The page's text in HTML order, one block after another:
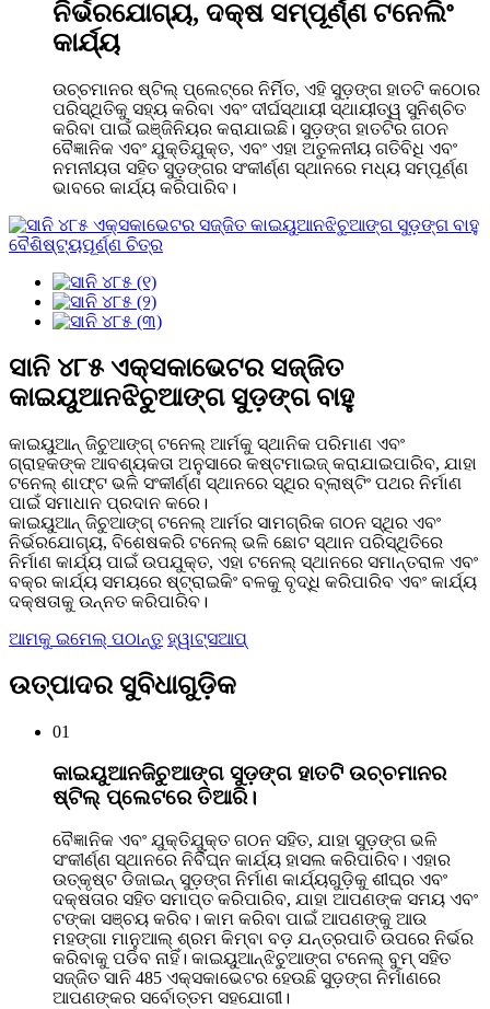
ନିର୍ଭରଯୋଗ୍ୟ, ଦକ୍ଷ ସମ୍ପୂର୍ଣ୍ଣ ଟନେଲିଂ
କାର୍ଯ୍ୟ
ଉଚ୍ଚମାନର ଷ୍ଟିଲ୍ ପ୍ଲେଟ୍‌ରେ ନିର୍ମିତ, ଏହି ସୁଡ଼ଙ୍ଗ ହାତଟି କଠୋର
ପରିସ୍ଥିତିକୁ ସହ୍ୟ କରିବା ଏବଂ ଦୀର୍ଘସ୍ଥାୟୀ ସ୍ଥାୟୀତ୍ୱ ସୁନିଶ୍ଚିତ
କରିବା ପାଇଁ ଇଞ୍ଜିନିୟର କରାଯାଇଛି। ସୁଡ଼ଙ୍ଗ ହାତଟିର ଗଠନ
ବୈଜ୍ଞାନିକ ଏବଂ ଯୁକ୍ତିଯୁକ୍ତ, ଏବଂ ଏହା ଅତୁଳନୀୟ ଗତିବିଧି ଏବଂ
ନମନୀୟତା ସହିତ ସୁଡ଼ଙ୍ଗର ସଂକୀର୍ଣ୍ଣ ସ୍ଥାନରେ ମଧ୍ୟ ସମ୍ପୂର୍ଣ୍ଣ
ଭାବରେ କାର୍ଯ୍ୟ କରିପାରିବ।
ସାନି ୪୮୫ ଏକ୍ସକାଭେଟର ସଜ୍ଜିତ
କାଇୟୁଆନଝିଚୁଆଙ୍ଗ ସୁଡ଼ଙ୍ଗ ବାହୁ
କାଇୟୁଆନ୍ ଜିଚୁଆଙ୍ଗ୍ ଟନେଲ୍ ଆର୍ମକୁ ସ୍ଥାନିକ ପରିମାଣ ଏବଂ
ଗ୍ରାହକଙ୍କ ଆବଶ୍ୟକତା ଅନୁସାରେ କଷ୍ଟମାଇଜ୍ କରାଯାଇପାରିବ, ଯାହା
ଟନେଲ୍ ଶାଫ୍ଟ ଭଳି ସଂକୀର୍ଣ୍ଣ ସ୍ଥାନରେ ସ୍ଥିର ବ୍ଲାଷ୍ଟିଂ ପଥର ନିର୍ମାଣ
ପାଇଁ ସମାଧାନ ପ୍ରଦାନ କରେ।
କାଇୟୁଆନ୍ ଜିଚୁଆଙ୍ଗ୍ ଟନେଲ୍ ଆର୍ମର ସାମଗ୍ରିକ ଗଠନ ସ୍ଥିର ଏବଂ
ନିର୍ଭରଯୋଗ୍ୟ, ବିଶେଷକରି ଟନେଲ୍ ଭଳି ଛୋଟ ସ୍ଥାନ ପରିସ୍ଥିତିରେ
ନିର୍ମାଣ କାର୍ଯ୍ୟ ପାଇଁ ଉପଯୁକ୍ତ, ଏହା ଟନେଲ୍ ସ୍ଥାନରେ ସମାନ୍ତରାଳ ଏବଂ
ବକ୍ର କାର୍ଯ୍ୟ ସମୟରେ ଷ୍ଟ୍ରାଇକିଂ ​​ବଳକୁ ବୃଦ୍ଧି କରିପାରିବ ଏବଂ କାର୍ଯ୍ୟ
ଦକ୍ଷତାକୁ ଉନ୍ନତ କରିପାରିବ।
ଆମକୁ ଇମେଲ୍ ପଠାନ୍ତୁ ହ୍ୱାଟ୍ସଆପ୍
ଉତ୍ପାଦର ସୁବିଧାଗୁଡ଼ିକ
01
କାଇୟୁଆନଜିଚୁଆଙ୍ଗ ସୁଡ଼ଙ୍ଗ ହାତଟି ଉଚ୍ଚମାନର
ଷ୍ଟିଲ୍ ପ୍ଲେଟରେ ତିଆରି।
ବୈଜ୍ଞାନିକ ଏବଂ ଯୁକ୍ତିଯୁକ୍ତ ଗଠନ ସହିତ, ଯାହା ସୁଡ଼ଙ୍ଗ ଭଳି
ସଂକୀର୍ଣ୍ଣ ସ୍ଥାନରେ ନିର୍ବିଘ୍ନ କାର୍ଯ୍ୟ ହାସଲ କରିପାରିବ। ଏହାର
ଉତ୍କୃଷ୍ଟ ଡିଜାଇନ୍ ସୁଡ଼ଙ୍ଗ ନିର୍ମାଣ କାର୍ଯ୍ୟଗୁଡ଼ିକୁ ଶୀଘ୍ର ଏବଂ
ଦକ୍ଷତାର ସହିତ ସମାପ୍ତ କରିପାରିବ, ଯାହା ଆପଣଙ୍କ ସମୟ ଏବଂ
ଟଙ୍କା ସଞ୍ଚୟ କରିବ। କାମ କରିବା ପାଇଁ ଆପଣଙ୍କୁ ଆଉ
ମହଙ୍ଗା ମାନୁଆଲ୍ ଶ୍ରମ କିମ୍ବା ବଡ଼ ଯନ୍ତ୍ରପାତି ଉପରେ ନିର୍ଭର
କରିବାକୁ ପଡିବ ନାହିଁ। କାଇୟୁଆନ୍ଝିଚୁଆଙ୍ଗ ଟନେଲ୍ ବୁମ୍ ସହିତ
ସଜ୍ଜିତ ସାନି 485 ଏକ୍ସକାଭେଟର ହେଉଛି ସୁଡ଼ଙ୍ଗ ନିର୍ମାଣରେ
ଆପଣଙ୍କର ସର୍ବୋତ୍ତମ ସହଯୋଗୀ।